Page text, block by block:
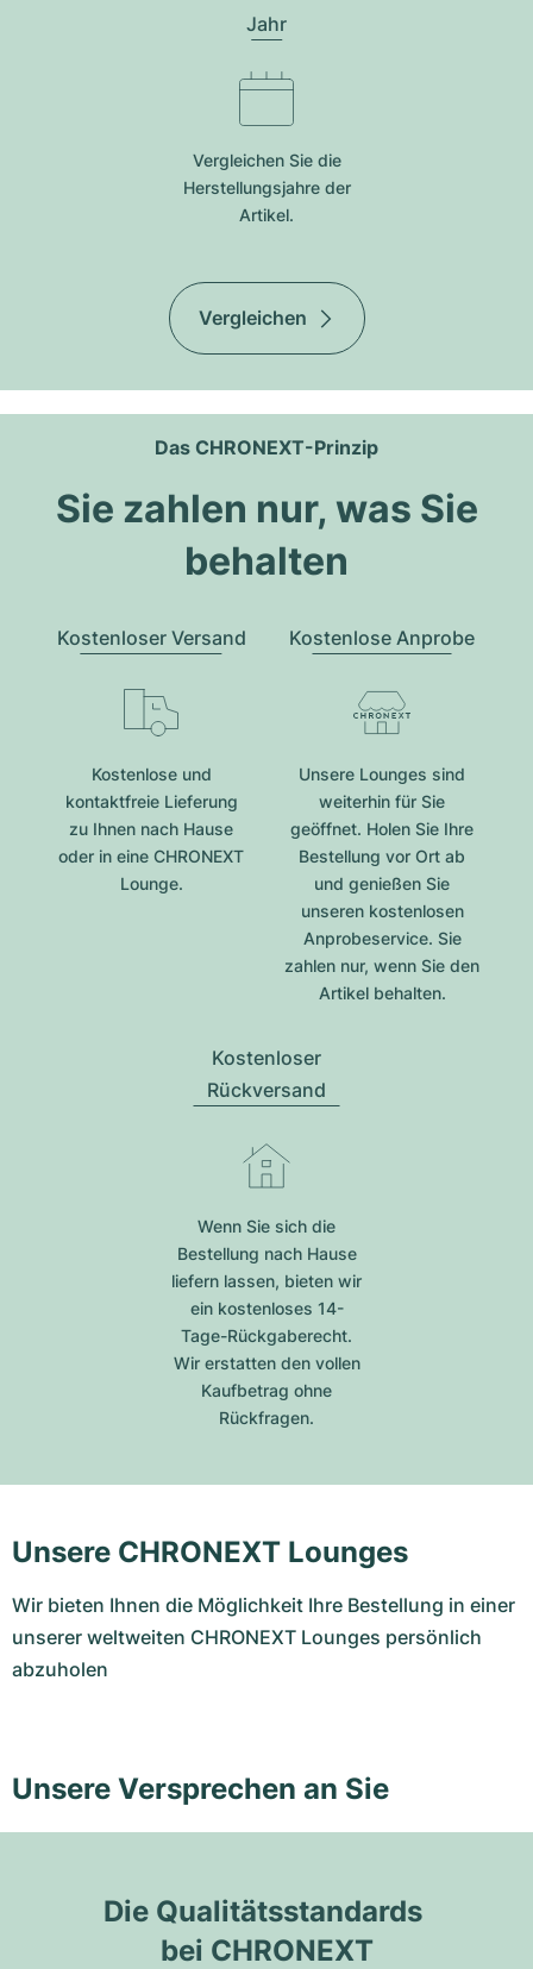
Jahr
Vergleichen Sie die
Herstellungsjahre der
Artikel.
Vergleichen
Das CHRONEXT-Prinzip
Sie zahlen nur, was Sie
behalten
Kostenloser Versand
Kostenlose und
kontaktfreie Lieferung
zu Ihnen nach Hause
oder in eine CHRONEXT
Lounge.
Kostenlose Anprobe
Unsere Lounges sind
weiterhin für Sie
geöffnet. Holen Sie Ihre
Bestellung vor Ort ab
und genießen Sie
unseren kostenlosen
Anprobeservice. Sie
zahlen nur, wenn Sie den
Artikel behalten.
Kostenloser
Rückversand
Wenn Sie sich die
Bestellung nach Hause
liefern lassen, bieten wir
ein kostenloses 14-
Tage-Rückgaberecht.
Wir erstatten den vollen
Kaufbetrag ohne
Rückfragen.
Unsere CHRONEXT Lounges
Wir bieten Ihnen die Möglichkeit Ihre Bestellung in einer
unserer weltweiten CHRONEXT Lounges persönlich
abzuholen
Unsere Versprechen an Sie
Die Qualitätsstandards
bei CHRONEXT